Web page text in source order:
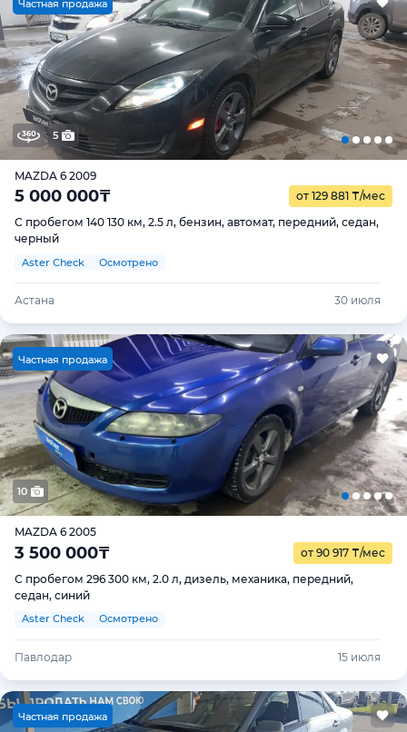
Частная продажа
5
MAZDA 6 2009
5 000 000₸ от 129 881 ₸/мес
С пробегом 140 130 км, 2.5 л, бензин, автомат, передний, седан,
черный
Aster Check Осмотрено
Астана 30 июля
Частная продажа
10
MAZDA 6 2005
3 500 000₸ от 90 917 ₸/мес
С пробегом 296 300 км, 2.0 л, дизель, механика, передний,
седан, синий
Aster Check Осмотрено
Павлодар 15 июля
Частная продажа